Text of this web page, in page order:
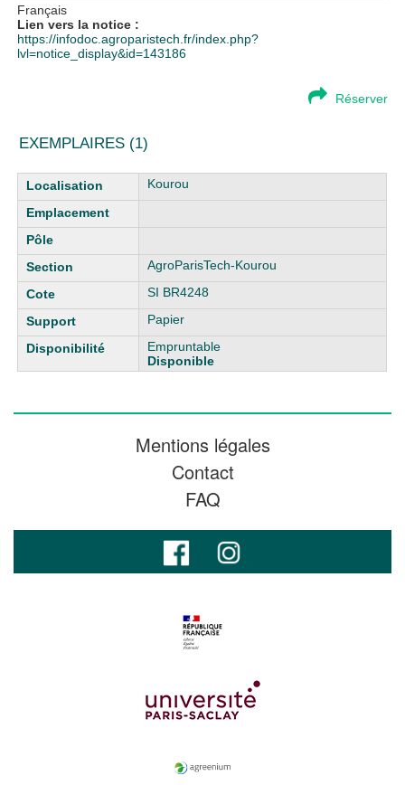
Français
Lien vers la notice :
https://infodoc.agroparistech.fr/index.php?
lvl=notice_display&id=143186
Réserver
EXEMPLAIRES (1)
Liste des exemplaires Kourou
AgroParisTech-Kourou
SI BR4248
Papier
Empruntable
Disponible
Mentions légales
Contact
FAQ